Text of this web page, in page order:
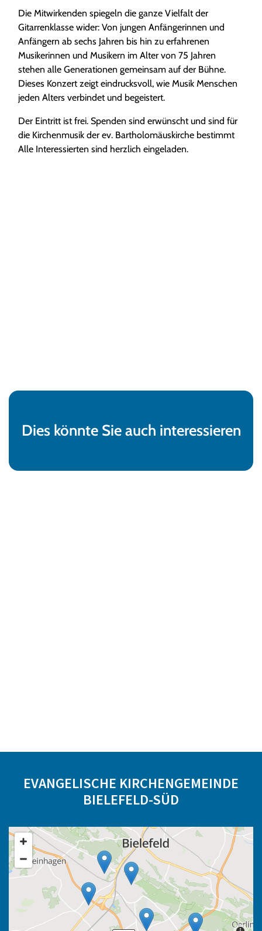
Die Mitwirkenden spiegeln die ganze Vielfalt der
Gitarrenklasse wider: Von jungen Anfängerinnen und
Anfängern ab sechs Jahren bis hin zu erfahrenen
Musikerinnen und Musikern im Alter von 75 Jahren
stehen alle Generationen gemeinsam auf der Bühne.
Dieses Konzert zeigt eindrucksvoll, wie Musik Menschen
jeden Alters verbindet und begeistert.
Der Eintritt ist frei. Spenden sind erwünscht und sind für
die Kirchenmusik der ev. Bartholomäuskirche bestimmt
Alle Interessierten sind herzlich eingeladen.
Dies könnte Sie auch interessieren
EVANGELISCHE KIRCHENGEMEINDE
BIELEFELD-SÜD